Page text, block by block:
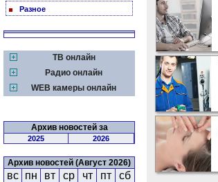
Разное
ТВ онлайн
Радио онлайн
WEB камеры онлайн
Архив новостей за
2025 2026
Архив новостей (Август 2026)
вс пн вт ср чт пт сб